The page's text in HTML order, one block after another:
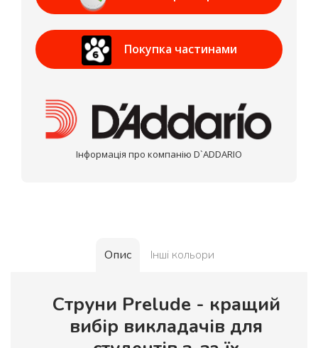
Приват Банк
Покупка частинами
Інформація про компанію D`ADDARIO
Опис Інші кольори
Струни Prelude - кращий
вибір викладачів для